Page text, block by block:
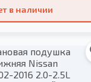
в наличии